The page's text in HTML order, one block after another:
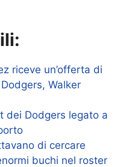
riceve un’offerta di
Walker
dei Dodgers legato a
di cercare
buchi nel roster